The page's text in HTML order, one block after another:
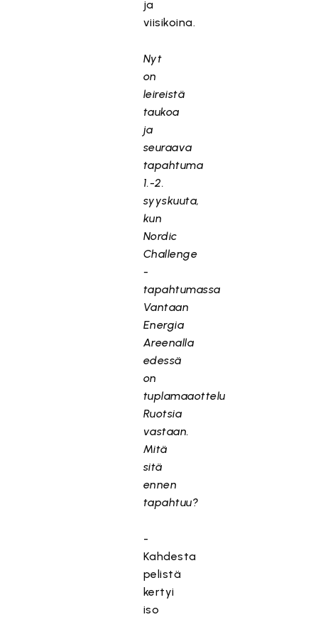
ja
viisikoina.
Nyt
on
leireistä
taukoa
ja
seuraava
tapahtuma
1.-2.
syyskuuta,
kun
Nordic
Challenge
-
tapahtumassa
Vantaan
Energia
Areenalla
edessä
on
tuplamaaottelu
Ruotsia
vastaan.
Mitä
sitä
ennen
tapahtuu?
-
Kahdesta
pelistä
kertyi
iso